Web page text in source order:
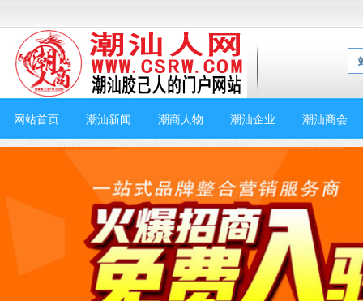
网站首页 潮汕新闻 潮商人物 潮汕企业 潮汕商会